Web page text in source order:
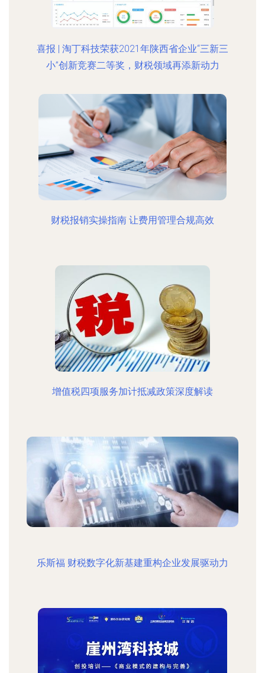
喜报 | 淘丁科技荣获2021年陕西省企业“三新三
小”创新竞赛二等奖，财税领域再添新动力
财税报销实操指南 让费用管理合规高效
增值税四项服务加计抵减政策深度解读
乐斯福 财税数字化新基建重构企业发展驱动力